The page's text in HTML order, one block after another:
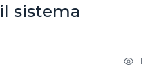
sistema
11